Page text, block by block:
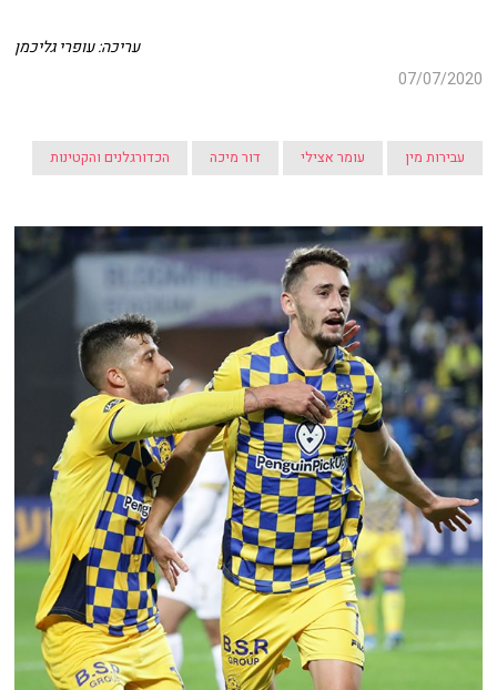
עריכה: עופרי גליכמן
07/07/2020
עבירות מין עומר אצילי דור מיכה הכדורגלנים והקטינות